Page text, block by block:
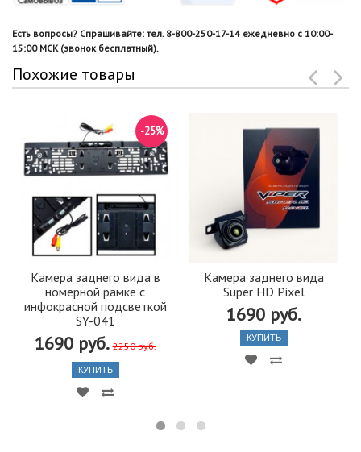
Есть вопросы? Спрашивайте: тел. 8-800-250-17-14 ежедневно с 10:00-
15:00 МСК (звонок бесплатный).
Похожие товары
Камера заднего вида в
номерной рамке с
инфокрасной подсветкой
SY-041
1690 руб. 2250 руб.
-25%
КУПИТЬ
Камера заднего вида
Super HD Pixel
1690 руб.
КУПИТЬ